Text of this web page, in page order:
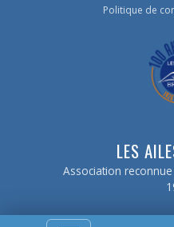
Politique de
LES
Association